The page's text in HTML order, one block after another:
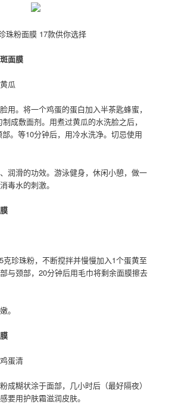
珠粉面膜 17款供你选择
面膜
瓜
用。将一个鸡蛋的蛋白加入半茶匙蜂蜜，
成敷面剂。用煮过黄瓜的水洗脸之后，
。等10分钟后，用冷水洗净。切忌使用
润滑的功效。游泳健身，休闲小憩，做一
毒水的刺激。
珍珠粉，不断搅拌并慢慢加入1个蛋黄至
与颈部，20分钟后用毛巾将剩余面膜擦去
。
蛋清
成糊状涂于面部，几小时后（最好隔夜）
要用护肤霜滋润皮肤。